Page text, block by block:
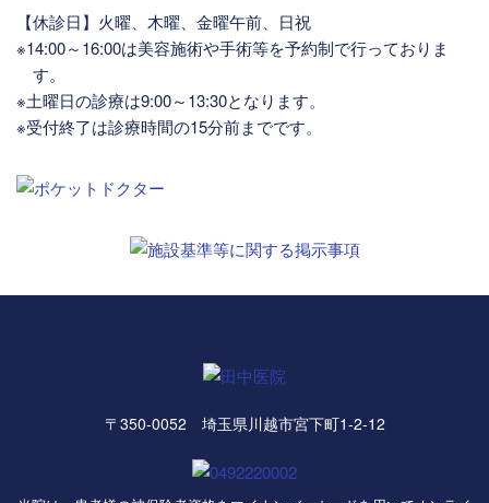
【休診日】火曜、木曜、金曜午前、日祝
※14:00～16:00は美容施術や手術等を予約制で行っておりま
す。
※土曜日の診療は9:00～13:30となります。
※受付終了は診療時間の15分前までです。
〒350-0052 埼玉県川越市宮下町1-2-12